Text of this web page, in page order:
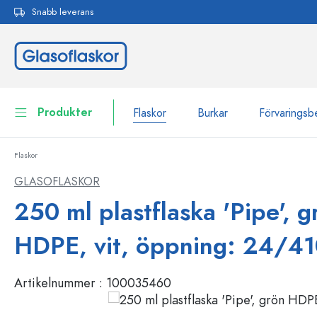
Hoppa till huvudnavigering
Snabb leverans
Produkter Flaskor Burkar
Porslin
Behållare för kosmetika
Flaskor efter märke
WECK-flaskor
Flaskor med patentkork
Flaskor
GLASOFLASKOR
250 ml plastflaska 'Pipe',
HDPE, vit, öppning: 24/
Artikelnummer : 100035460